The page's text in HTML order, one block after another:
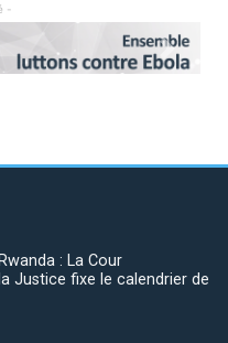
-
Next
: La Cour
Justice fixe le calendrier de